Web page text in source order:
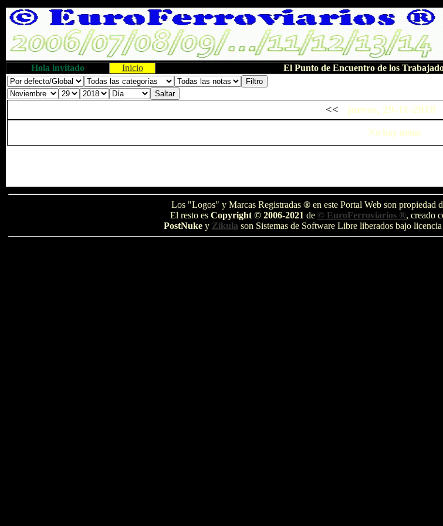
Hola invitado Inicio El Punto de Encuentro de los
<< jueves, 29-11-2018
No hay notas
Los "Logos" y Marcas Registradas ®en este Portal Web son propiedad
El resto es Copyright © 2006-2021 de © EuroFerroviarios ®, creado
PostNukey Zikula son Sistemas de Software Libre liberados bajo licencia